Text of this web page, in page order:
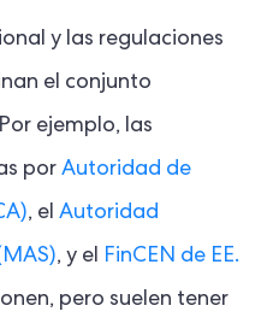
y las regulaciones
el conjunto
ejemplo, las
por Autoridad de
, el Autoridad
, y el FinCEN de EE.
pero suelen tener